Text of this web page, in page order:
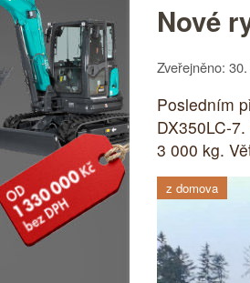
Nové
Zveřejněno: 30.
Posledním
DX350LC-
3 000 kg.
z domova